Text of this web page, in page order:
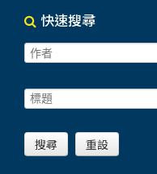
快速搜尋